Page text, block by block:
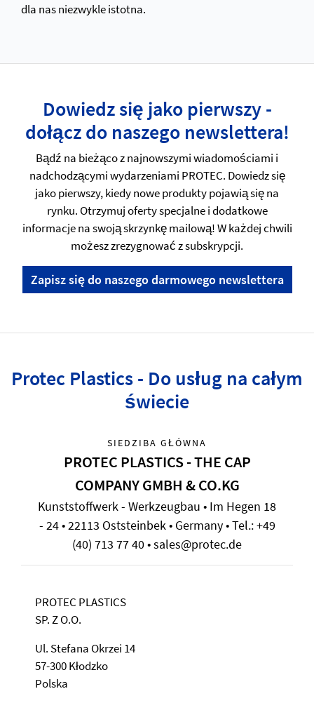
dla nas niezwykle istotna.
Dowiedz się jako pierwszy -
dołącz do naszego newslettera!
Bądź na bieżąco z najnowszymi wiadomościami i
nadchodzącymi wydarzeniami PROTEC. Dowiedz się
jako pierwszy, kiedy nowe produkty pojawią się na
rynku. Otrzymuj oferty specjalne i dodatkowe
informacje na swoją skrzynkę mailową! W każdej chwili
możesz zrezygnować z subskrypcji.
Zapisz się do naszego darmowego newslettera
Protec Plastics - Do usług na całym
świecie
SIEDZIBA GŁÓWNA
PROTEC PLASTICS - THE CAP
COMPANY GMBH & CO.KG
Kunststoffwerk - Werkzeugbau • Im Hegen 18
- 24 • 22113 Oststeinbek • Germany • Tel.: +49
(40) 713 77 40 • sales@protec.de
PROTEC PLASTICS
SP. Z O.O.
Ul. Stefana Okrzei 14
57-300 Kłodzko
Polska